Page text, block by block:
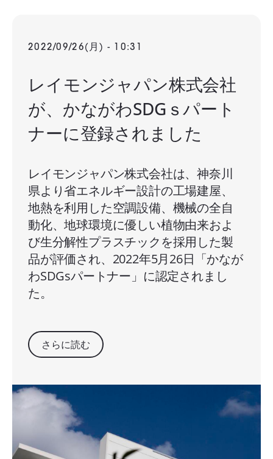
2022/09/26(月) - 10:31
レイモンジャパン株式会社
が、かながわSDGｓパート
ナーに登録されました
レイモンジャパン株式会社は、神奈川
県より省エネルギー設計の工場建屋、
地熱を利用した空調設備、機械の全自
動化、地球環境に優しい植物由来およ
び生分解性プラスチックを採用した製
品が評価され、2022年5月26日「かなが
わSDGsパートナー」に認定されまし
た。
さらに読む